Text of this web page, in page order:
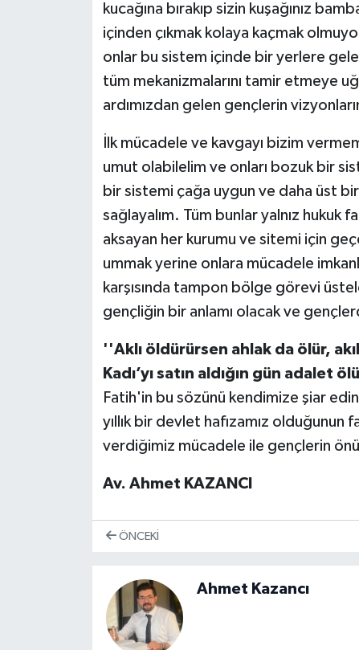
kucağına bırakıp sizin kuşağınız
içinden çıkmak kolaya kaçmak
onlar bu sistem içinde bir yerlere
tüm mekanizmalarını tamir etmeye
ardımızdan gelen gençlerin
İlk mücadele ve kavgayı bizim
umut olabilelim ve onları bozuk bir
bir sistemi çağa uygun ve daha üst
sağlayalım. Tüm bunlar yalnız
aksayan her kurumu ve sitemi için
ummak yerine onlara mücadele
karşısında tampon bölge görevi
gençliğin bir anlamı olacak ve
''Aklı öldürürsen ahlak da ölür,
Kadı’yı satın aldığın gün
Fatih'in bu sözünü kendimize şiar
yıllık bir devlet hafızamız olduğunun
verdiğimiz mücadele ile gençlerin
Av. Ahmet KAZANCI
ÖNCEKI
Ahmet Kazancı